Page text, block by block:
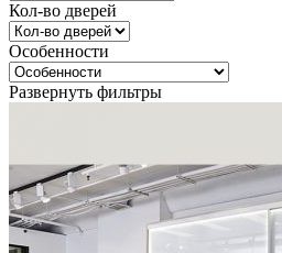
Кол-во дверей
Особенности
Развернуть фильтры